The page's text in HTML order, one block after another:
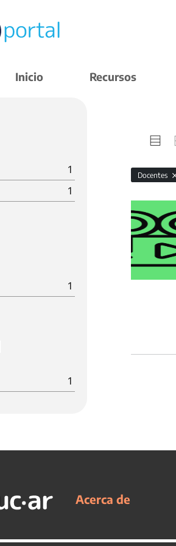
Inicio Recursos
1
1
1
1
Docentes
Acerca de